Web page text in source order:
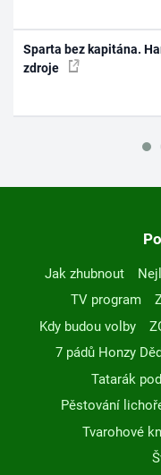
Sparta bez kapitána.
zdroje
Jak zhubnout
TV program
Kdy budou volby
7 pádů Honzy
Tatarák
Pěstování
Tvarohové